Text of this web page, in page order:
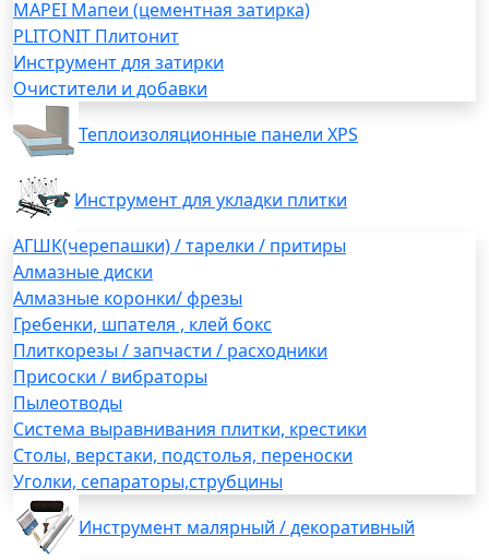
MAPEI Мапеи (цементная затирка)
PLITONIT Плитонит
Инструмент для затирки
Очистители и добавки
Теплоизоляционные панели XPS
Инструмент для укладки плитки
АГШК(черепашки) / тарелки / притиры
Алмазные диски
Алмазные коронки/ фрезы
Гребенки, шпателя , клей бокс
Плиткорезы / запчасти / расходники
Присоски / вибраторы
Пылеотводы
Система выравнивания плитки, крестики
Столы, верстаки, подстолья, переноски
Уголки, сепараторы,струбцины
Инструмент малярный / декоративный